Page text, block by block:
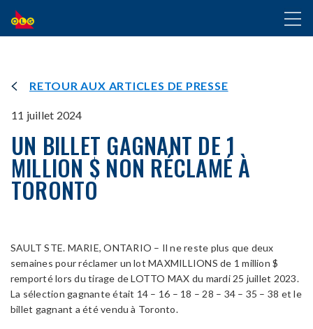
ALLER
AU
CONTENU
RETOUR AUX ARTICLES DE PRESSE
11 juillet 2024
UN BILLET GAGNANT DE 1
MILLION $ NON RÉCLAMÉ À
TORONTO
SAULT STE. MARIE, ONTARIO – Il ne reste plus que deux
semaines pour réclamer un lot MAXMILLIONS de 1 million $
remporté lors du tirage de LOTTO MAX du mardi 25 juillet 2023.
La sélection gagnante était 14 – 16 – 18 – 28 – 34 – 35 – 38 et le
billet gagnant a été vendu à Toronto.